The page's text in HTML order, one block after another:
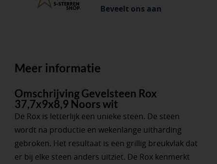
Beveelt ons aan
Meer informatie
Omschrijving Gevelsteen Rox
37,7x9x8,9 Noors wit
De Rox is letterlijk een unieke steen. De steen
wordt na productie en wekenlange uitharding
gebroken. Het resultaat is een grillig breukvlak dat
er bij elke steen anders uitziet. De Rox kenmerkt